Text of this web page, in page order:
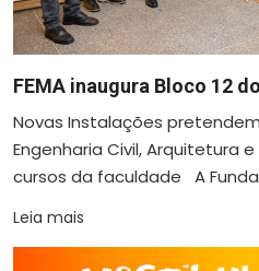
FEMA inaugura Bloco 12
Novas Instalações
Engenharia Civil, Arquitetura
cursos da faculdade A
Leia mais